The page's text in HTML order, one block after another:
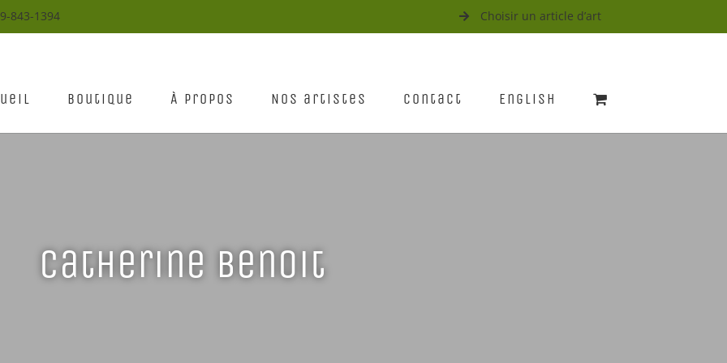
843-1394 Choisir un article d’art
Boutique À propos Nos artistes Contact English
Catherine Benoit